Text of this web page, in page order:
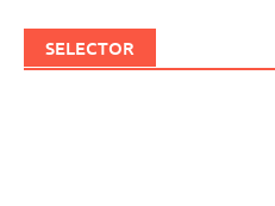
SELECTOR